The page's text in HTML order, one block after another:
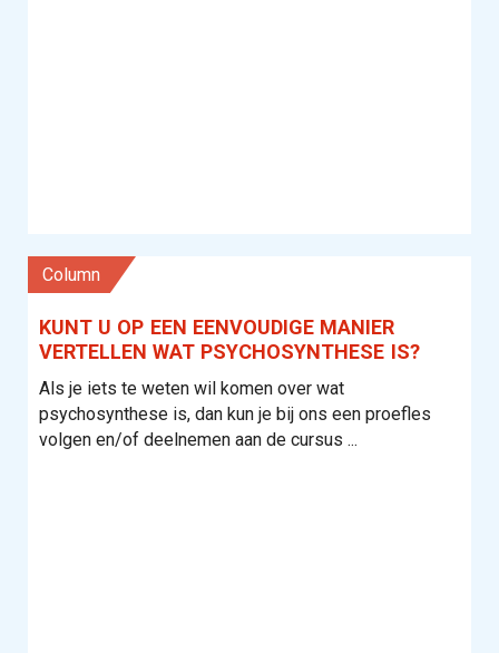
column
KUNT U OP EEN EENVOUDIGE MANIER
VERTELLEN WAT PSYCHOSYNTHESE IS?
Als je iets te weten wil komen over wat
psychosynthese is, dan kun je bij ons een proefles
volgen en/of deelnemen aan de cursus ...